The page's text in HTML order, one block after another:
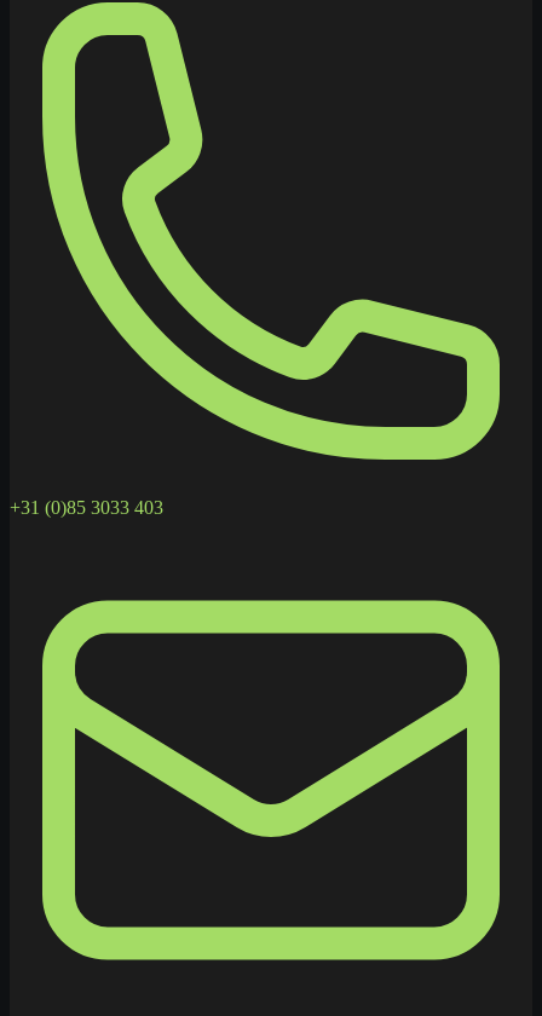
+31 (0)85 3033 403